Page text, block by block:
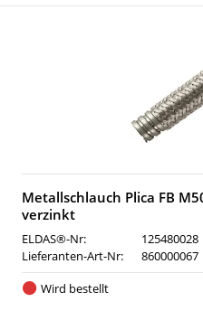
Metallschlauch Plica FB
verzinkt
ELDAS®-Nr:
125480028
Lieferanten-Art-Nr:
860000067
Wird bestellt